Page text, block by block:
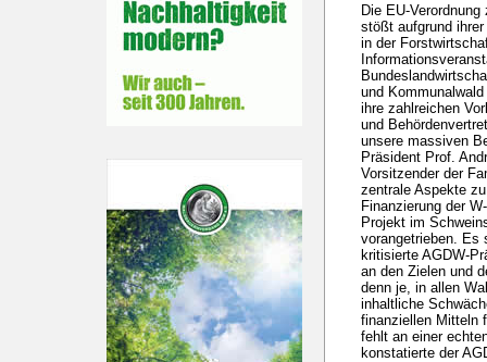
Die EU-
stößt aufgrund
in der
und
ihre zahlreichen
und
unsere massiven
Präsident Prof.
Vorsitzender der
zentrale Aspekte
Finanzierung der
Projekt im
vorangetrieben. Es
kritisierte AGDW-
an den Zielen und
denn je, in allen
inhaltliche
finanziellen Mitteln
fehlt an einer
konstatierte der